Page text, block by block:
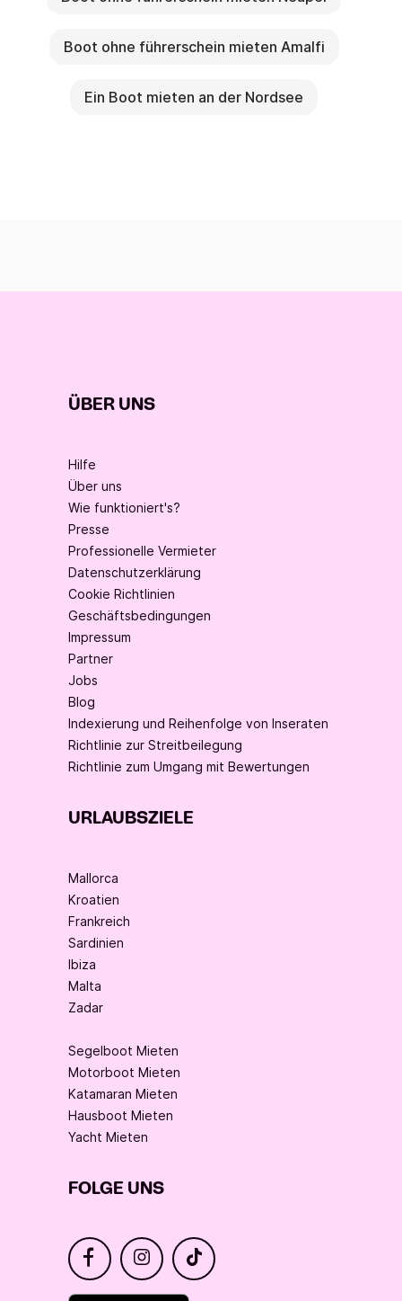
Boot ohne führerschein mieten Amalfi
Ein Boot mieten an der Nordsee
ÜBER UNS
Hilfe
Über uns
Wie funktioniert's?
Presse
Professionelle Vermieter
Datenschutzerklärung
Cookie Richtlinien
Geschäftsbedingungen
Impressum
Partner
Jobs
Blog
Indexierung und Reihenfolge von Inseraten
Richtlinie zur Streitbeilegung
Richtlinie zum Umgang mit Bewertungen
URLAUBSZIELE
Mallorca
Kroatien
Frankreich
Sardinien
Ibiza
Malta
Zadar
Segelboot Mieten
Motorboot Mieten
Katamaran Mieten
Hausboot Mieten
Yacht Mieten
FOLGE UNS